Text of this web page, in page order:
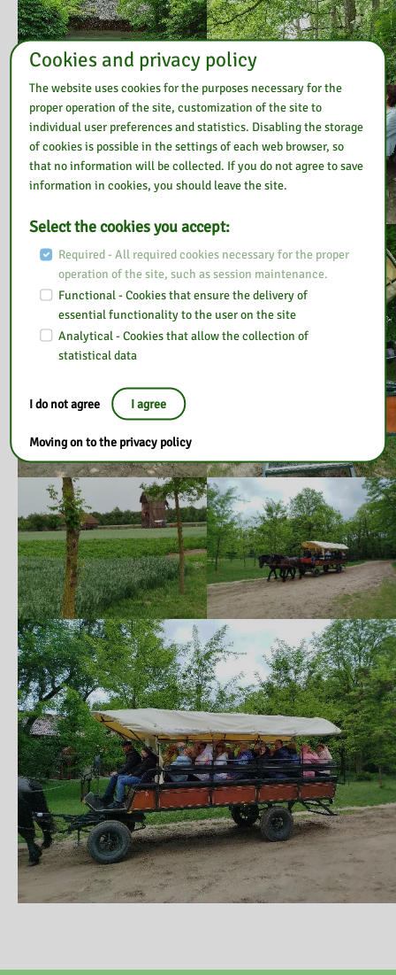
Cookies and privacy policy
The website uses cookies for the purposes necessary for the
proper operation of the site, customization of the site to
individual user preferences and statistics. Disabling the storage
of cookies is possible in the settings of each web browser, so
that no information will be collected. If you do not agree to save
information in cookies, you should leave the site.
Select the cookies you accept:
Required - All required cookies necessary for the proper
operation of the site, such as session maintenance.
Functional - Cookies that ensure the delivery of
essential functionality to the user on the site
Analytical - Cookies that allow the collection of
statistical data
I do not agree I agree
Moving on to the privacy policy